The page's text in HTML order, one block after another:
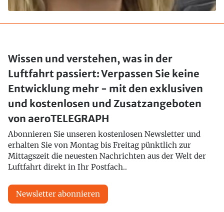
Wissen und verstehen, was in der
Luftfahrt passiert: Verpassen Sie keine
Entwicklung mehr - mit den exklusiven
und kostenlosen und Zusatzangeboten
von aeroTELEGRAPH
Abonnieren Sie unseren kostenlosen Newsletter und
erhalten Sie von Montag bis Freitag pünktlich zur
Mittagszeit die neuesten Nachrichten aus der Welt der
Luftfahrt direkt in Ihr Postfach..
Newsletter abonnieren